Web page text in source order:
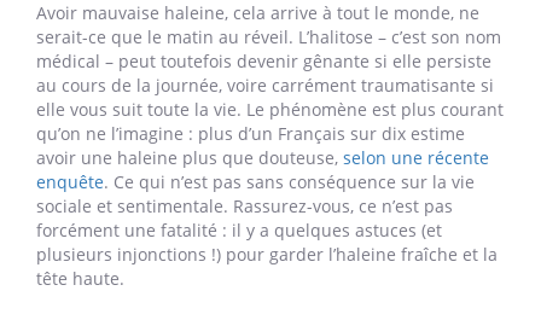
Avoir mauvaise haleine, cela arrive à tout le monde, ne
serait-ce que le matin au réveil. L’halitose – c’est son nom
médical – peut toutefois devenir gênante si elle persiste
au cours de la journée, voire carrément traumatisante si
elle vous suit toute la vie. Le phénomène est plus courant
qu’on ne l’imagine : plus d’un Français sur dix estime
avoir une haleine plus que douteuse, selon une récente
enquête. Ce qui n’est pas sans conséquence sur la vie
sociale et sentimentale. Rassurez-vous, ce n’est pas
forcément une fatalité : il y a quelques astuces (et
plusieurs injonctions !) pour garder l’haleine fraîche et la
tête haute.